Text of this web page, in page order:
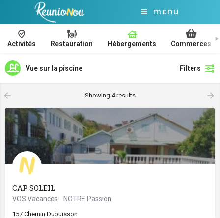
MENU
Activités Restauration Hébergements Commerces
Vue sur la piscine Filters
Showing 4results
CAP SOLEIL
VOS Vacances - NOTRE Passion
157 Chemin Dubuisson